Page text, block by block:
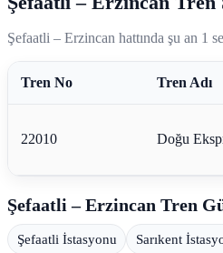
Şefaatli – Erzincan hattında şu an 1
Tren No Tren Adı
22010 Doğu
Şefaatli – Erzincan Tren
Şefaatli İstasyonu Sarıkent